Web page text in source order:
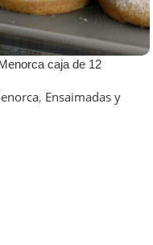
caja de 12
, Ensaimadas y